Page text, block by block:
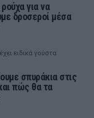
για να
δροσεροί μέσα
ειδικά γούστα
σπυράκια στις
πώς θα τα